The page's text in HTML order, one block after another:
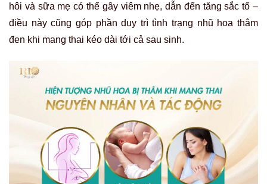
hôi và sữa mẹ có thể gây viêm nhẹ, dẫn đến tăng sắc tố –
điều này cũng góp phần duy trì tình trạng nhũ hoa thâm
đen khi mang thai kéo dài tới cả sau sinh.